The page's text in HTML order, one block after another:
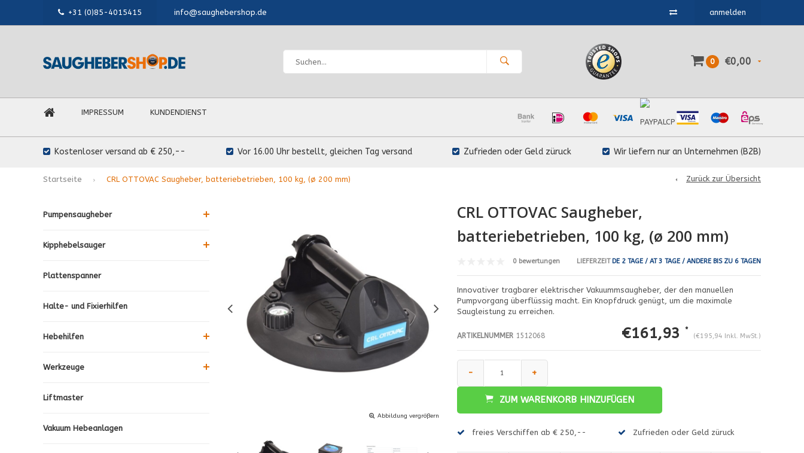
+31 (0)85-4015415 info@saughebershop.de anmelden
0 €0,00
IMPRESSUM KUNDENDIENST
Kostenloser versand ab € 250,-- Vor 16.00 Uhr bestellt, gleichen Tag versand Zufrieden oder Geld züruck Wir liefern nur an Unternehmen (B2B)
Startseite CRL OTTOVAC Saugheber, batteriebetrieben, 100 kg, (ø 200 mm) Zurück zur Übersicht
Pumpensaugheber
Kipphebelsauger
Plattenspanner
Halte- und Fixierhilfen
Hebehilfen
Werkzeuge
Liftmaster
Vakuum Hebeanlagen
Abbildung vergrößern Abbildung vergrößern
CRL OTTOVAC Saugheber,
batteriebetrieben, 100 kg, (ø 200 mm)
0 bewertungen LIEFERZEITDE 2 TAGE / AT 3 TAGE / ANDERE BIS ZU 6 TAGEN
Innovativer tragbarer elektrischer Vakuummsaugheber, der den manuellen
Pumpvorgang überflüssig macht. Ein Knopfdruck genügt, um die maximale
Saugleistung zu erreichen.
ARTIKELNUMMER1512068 €161,93 *
(€195,94 Inkl. MwSt.)
- +
ZUM WARENKORB HINZUFÜGEN
freies Verschiffen ab € 250,-- Zufrieden oder Geld züruck